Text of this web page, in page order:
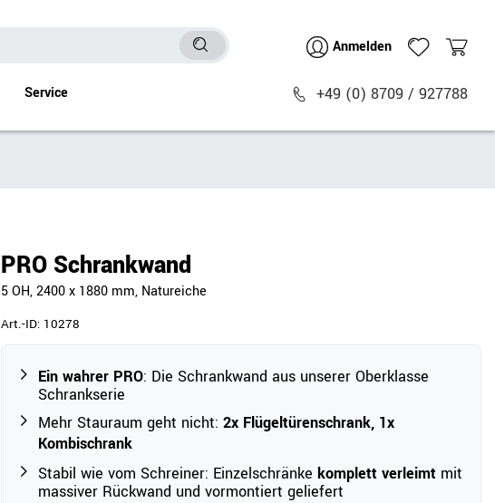
Anmelden
+49 (0) 8709 / 927788
Barhocker
Service
PRO Schrankwand
5 OH, 2400 x 1880 mm, Natureiche
Art.-ID: 10278
Ein wahrer PRO: Die Schrankwand aus unserer Oberklasse
Schrankserie
Mehr Stauraum geht nicht: 2x Flügeltürenschrank, 1x
Kombischrank
Stabil wie vom Schreiner: Einzelschränke komplett verleimt mit
massiver Rückwand und vormontiert geliefert